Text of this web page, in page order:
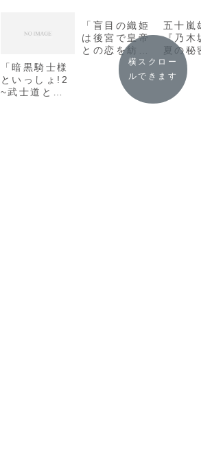
「暗黒騎士様
といっしょ!2
~武士道とは
「盲目の織姫
は後宮で皇帝
との恋を紡ぐ
(双葉文庫) /
小早川真寛」
五十嵐雄
『乃木坂
夏の秘
(電撃文
感想
横スクロー
ルできます